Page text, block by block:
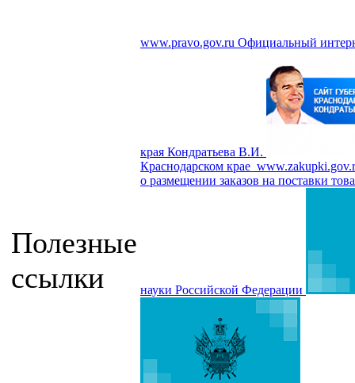
Полезные
ссылки
www.pravo.gov.ru Официальный
края Кондратьева В.И.
Краснодарском крае
о размещении заказов на поставки
науки Российской Федерации